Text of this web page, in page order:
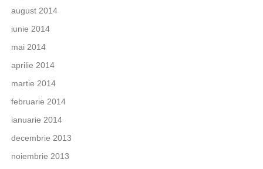
august 2014
iunie 2014
mai 2014
aprilie 2014
martie 2014
februarie 2014
ianuarie 2014
decembrie 2013
noiembrie 2013